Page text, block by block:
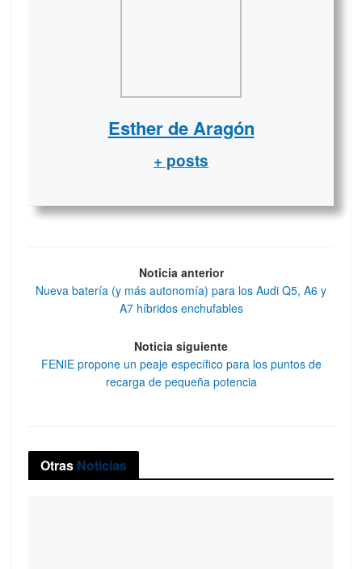
Esther de Aragón
+ posts
Noticia anterior
Nueva batería (y más autonomía) para los Audi Q5, A6 y
A7 híbridos enchufables
Noticia siguiente
FENIE propone un peaje específico para los puntos de
recarga de pequeña potencia
Otras Noticias